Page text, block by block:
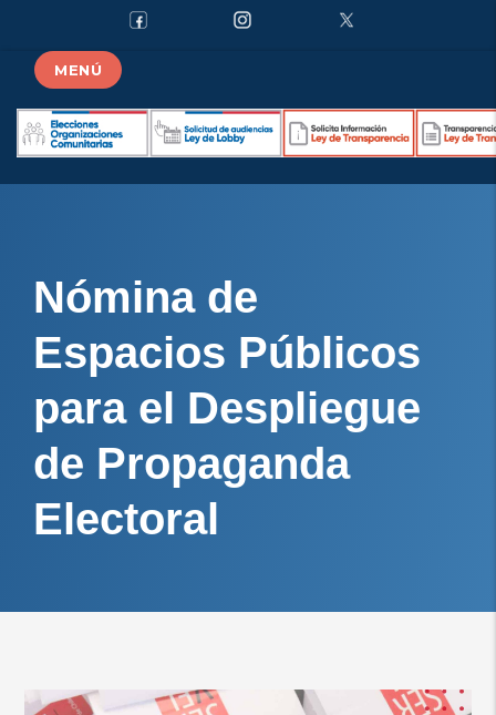
MENÚ
Nómina de
Espacios Públicos
para el Despliegue
de Propaganda
Electoral